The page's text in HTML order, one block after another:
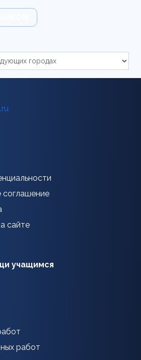
соглашение
сайте
учащимся
работ